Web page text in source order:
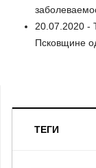
20.07.2020 -
Псковщине
ТЕГИ